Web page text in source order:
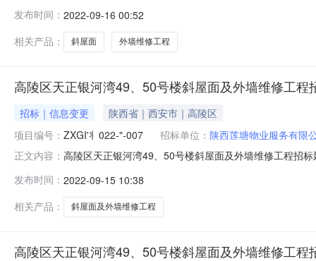
延期开标：2022-09-2310:00:00二、监督部门本招标项
发布时间： 2022-09-16 00:52
相关产品：
斜屋面 外墙维修工程
高陵区天正银河湾49、50号楼斜屋面及外墙维修工程
招标｜信息变更
陕西省｜西安市｜高陵区
项目编号： ZXGI'丬022-"-007 招标单位： 陕西莲塘物业服务有限
正文内容： 高陵区天正银河湾49、50号楼斜屋面及外墙维修工程招
天正银河湾联系人:易先生电话:17765836296:/电子邮件
发布时间： 2022-09-15 10:38
相关产品：
斜屋面及外墙维修工程
高陵区天正银河湾49、50号楼斜屋面及外墙维修工程